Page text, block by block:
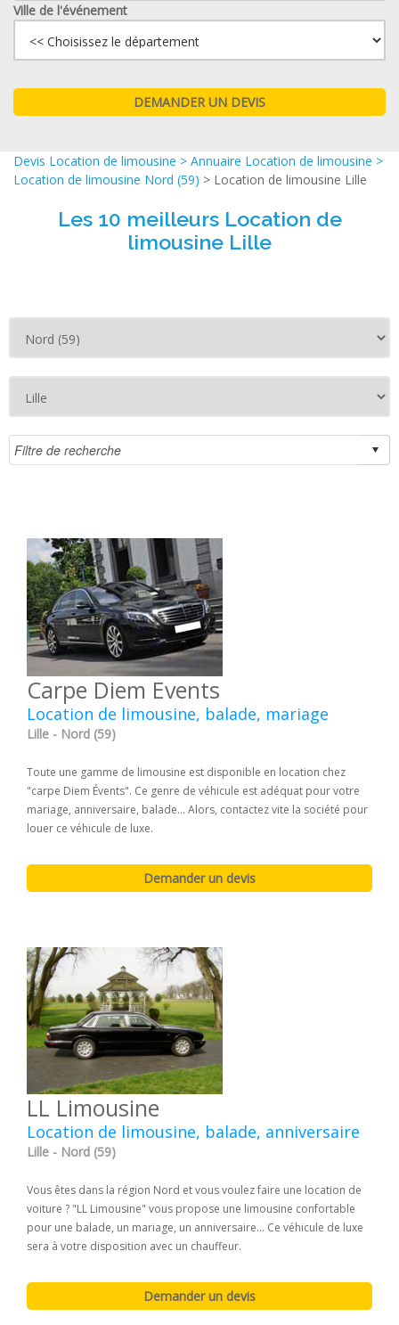
Ville de l'événement
Devis Location de limousine > Annuaire Location de limousine >
Location de limousine Nord (59) > Location de limousine Lille
Les 10 meilleurs Location de
limousine Lille
Carpe Diem Events
Location de limousine, balade, mariage
Lille - Nord (59)
Toute une gamme de limousine est disponible en location chez
"carpe Diem Évents". Ce genre de véhicule est adéquat pour votre
mariage, anniversaire, balade... Alors, contactez vite la société pour
louer ce véhicule de luxe.
LL Limousine
Location de limousine, balade, anniversaire
Lille - Nord (59)
Vous êtes dans la région Nord et vous voulez faire une location de
voiture ? "LL Limousine" vous propose une limousine confortable
pour une balade, un mariage, un anniversaire... Ce véhicule de luxe
sera à votre disposition avec un chauffeur.